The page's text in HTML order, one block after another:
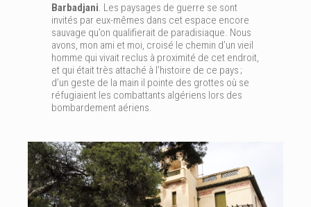
Barbadjani. Les paysages de guerre se sont
invités par eux-mêmes dans cet espace encore
sauvage qu’on qualifierait de paradisiaque. Nous
avons, mon ami et moi, croisé le chemin d’un vieil
homme qui vivait reclus à proximité de cet endroit,
et qui était très attaché à l’histoire de ce pays ;
d’un geste de la main il pointe des grottes où se
réfugiaient les combattants algériens lors des
bombardement aériens.